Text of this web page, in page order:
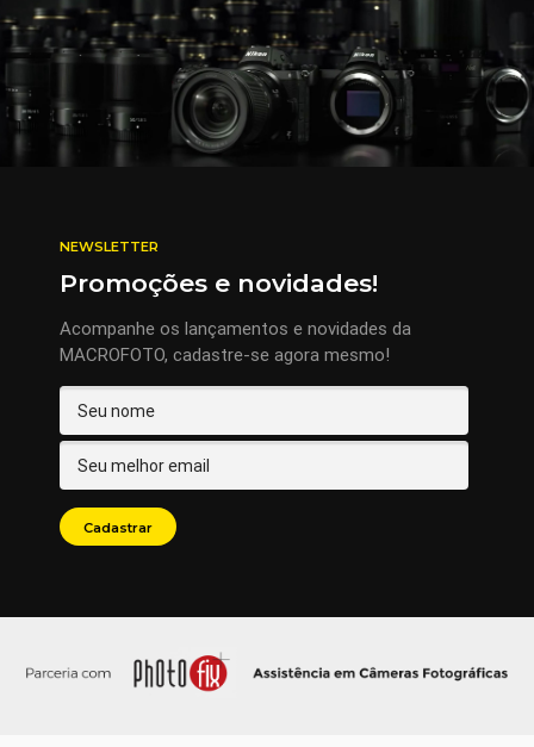
NEWSLETTER
Promoções e novidades!
Acompanhe os lançamentos e novidades da
MACROFOTO, cadastre-se agora mesmo!